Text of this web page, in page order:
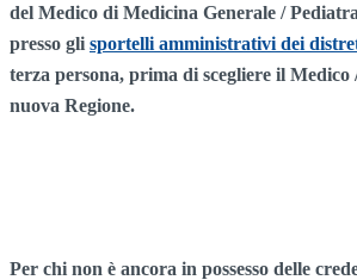
del Medico di Medicina Generale /
presso gli sportelli amministrativi dei
terza persona, prima di scegliere il Medico
nuova Regione.
Per chi non è ancora in possesso delle